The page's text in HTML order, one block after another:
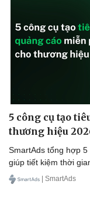
5 công cụ tạo
thương hiệu
SmartAds tổng hợp
giúp tiết kiệm thời
| SmartAds